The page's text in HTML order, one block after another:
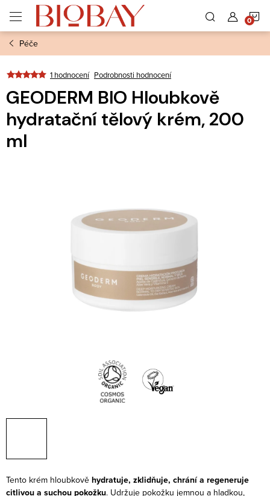
obsah
Péče
1 hodnocení Podrobnosti hodnocení
GEODERM BIO Hloubkově
hydratační tělový krém, 200
ml
Tento krém hloubkově hydratuje, zklidňuje, chrání a regeneruje
citlivou a suchou pokožku. Udržuje pokožku jemnou a hladkou,